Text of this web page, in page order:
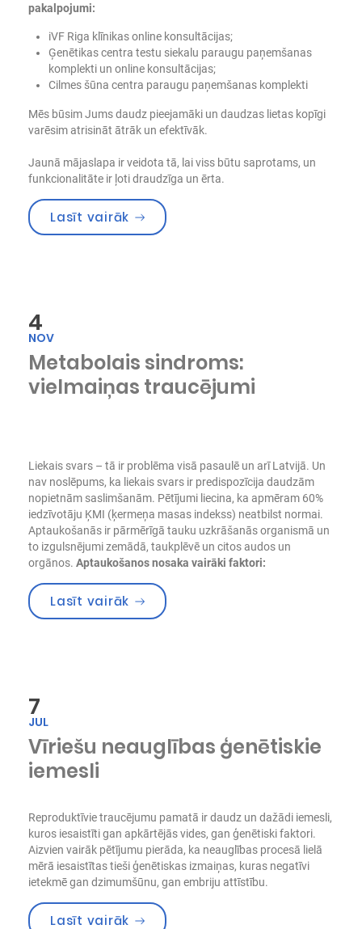
pakalpojumi:
iVF Riga klīnikas online konsultācijas;
Ģenētikas centra testu siekalu paraugu paņemšanas
komplekti un online konsultācijas;
Cilmes šūna centra paraugu paņemšanas komplekti
Mēs būsim Jums daudz pieejamāki un daudzas lietas kopīgi
varēsim atrisināt ātrāk un efektīvāk.
Jaunā mājaslapa ir veidota tā, lai viss būtu saprotams, un
funkcionalitāte ir ļoti draudzīga un ērta.
Lasīt vairāk “Laipni lūdzam mūsu
4
NOV
Metabolais sindroms:
vielmaiņas traucējumi
Liekais svars – tā ir problēma visā pasaulē un arī Latvijā. Un
nav noslēpums, ka liekais svars ir predispozīcija daudzām
nopietnām saslimšanām. Pētījumi liecina, ka apmēram 60%
iedzīvotāju ĶMI (ķermeņa masas indekss) neatbilst normai.
Aptaukošanās ir pārmērīgā tauku uzkrāšanās organismā un
to izgulsnējumi zemādā, taukplēvē un citos audos un
orgānos. Aptaukošanos nosaka vairāki faktori:
Lasīt vairāk “Metabolais sindroms:
7
JUL
Vīriešu neauglības ģenētiskie
iemesli
Reproduktīvie traucējumu pamatā ir daudz un dažādi iemesli,
kuros iesaistīti gan apkārtējās vides, gan ģenētiski faktori.
Aizvien vairāk pētījumu pierāda, ka neauglības procesā lielā
mērā iesaistītas tieši ģenētiskas izmaiņas, kuras negatīvi
ietekmē gan dzimumšūnu, gan embriju attīstību.
Lasīt vairāk “Vīriešu neauglības ģenētiskie